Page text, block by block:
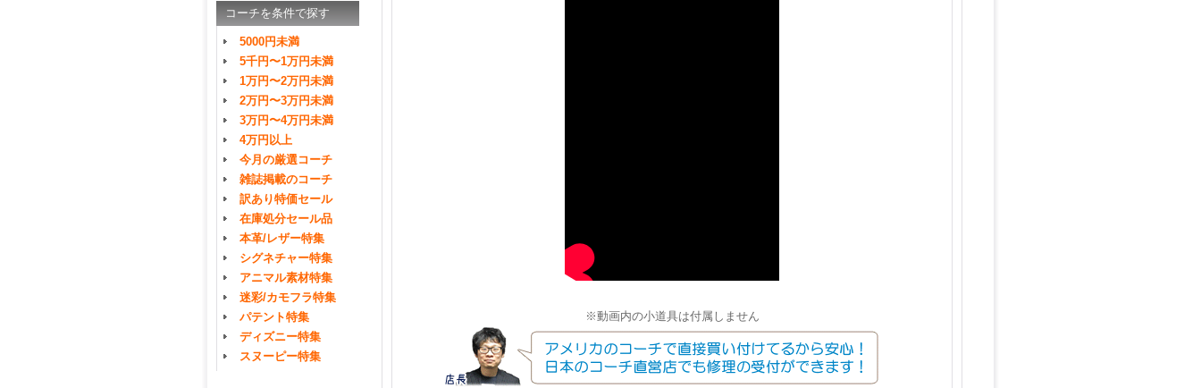
コーチを条件で探す
5000円未満
5千円〜1万円未満
1万円〜2万円未満
2万円〜3万円未満
3万円〜4万円未満
4万円以上
今月の厳選コーチ
雑誌掲載のコーチ
訳あり特価セール
在庫処分セール品
本革/レザー特集
シグネチャー特集
アニマル素材特集
迷彩/カモフラ特集
パテント特集
ディズニー特集
スヌーピー特集
※動画内の小道具は付属しません